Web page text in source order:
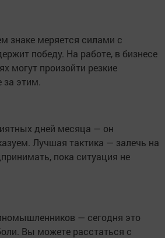
знаке меряется силами с
победу. На работе, в бизнесе
могут произойти резкие
за этим.
дней месяца — он
Лучшая тактика — залечь на
пока ситуация не
— сегодня это
Вы можете расстаться с